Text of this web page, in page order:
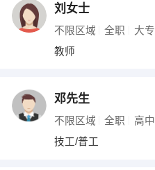
网络IT
收银员
水电/机修
刘女士
不限区域 全职 大专
教师
邓先生
不限区域 全职 高中
技工/普工